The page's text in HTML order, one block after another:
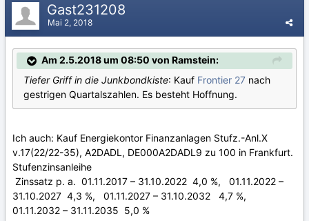
Gast231208
Mai 2, 2018
Am 2.5.2018 um 08:50 von Ramstein:
Tiefer Griff in die Junkbondkiste: Kauf Frontier 27 nach
gestrigen Quartalszahlen. Es besteht Hoffnung.
Ich auch: Kauf Energiekontor Finanzanlagen Stufz.-Anl.X
v.17(22/22-35), A2DADL, DE000A2DADL9 zu 100 in Frankfurt.
Stufenzinsanleihe
Zinssatz p. a. 01.11.2017 – 31.10.2022 4,0 %, 01.11.2022 –
31.10.2027 4,3 %, 01.11.2027 – 31.10.2032 4,7 %,
01.11.2032 – 31.11.2035 5,0 %